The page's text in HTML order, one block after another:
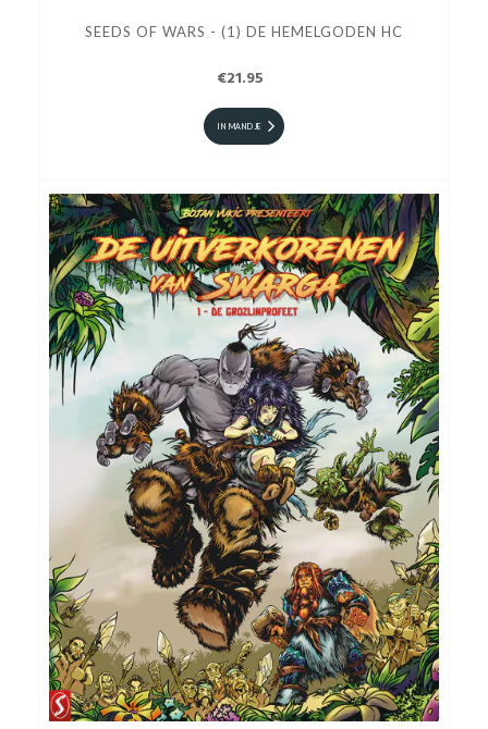
SEEDS OF WARS - (1) DE HEMELGODEN HC
€21.95
IN MANDJE